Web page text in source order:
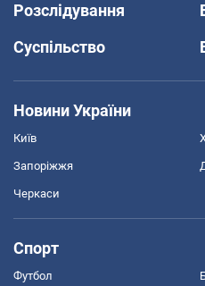
Розслідування
Суспільство
Новини України
Київ
Запоріжжя
Черкаси
Спорт
Футбол